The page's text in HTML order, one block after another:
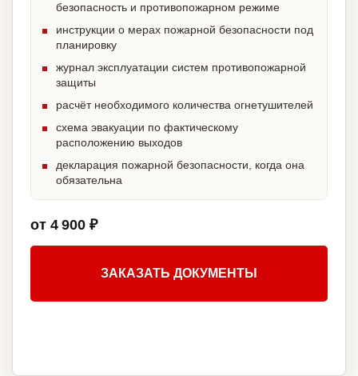
безопасность и противопожарном режиме
инструкции о мерах пожарной безопасности под
планировку
журнал эксплуатации систем противопожарной
защиты
расчёт необходимого количества огнетушителей
схема эвакуации по фактическому
расположению выходов
декларация пожарной безопасности, когда она
обязательна
от 4 900 ₽
ЗАКАЗАТЬ ДОКУМЕНТЫ